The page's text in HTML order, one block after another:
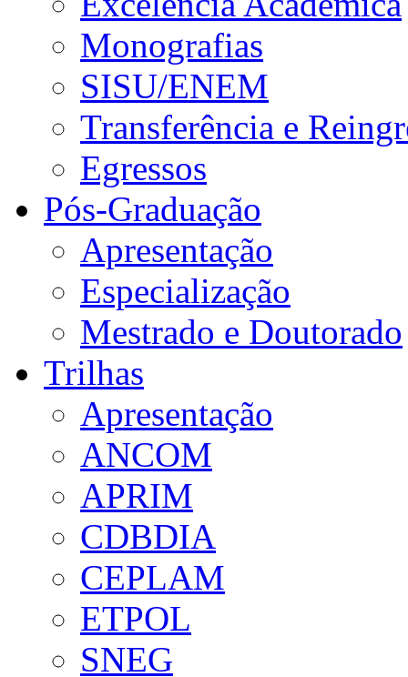
Monografias
SISU/ENEM
Transferência e
Egressos
Pós-Graduação
Apresentação
Especialização
Mestrado e Doutorado
Trilhas
Apresentação
ANCOM
APRIM
CDBDIA
CEPLAM
ETPOL
SNEG